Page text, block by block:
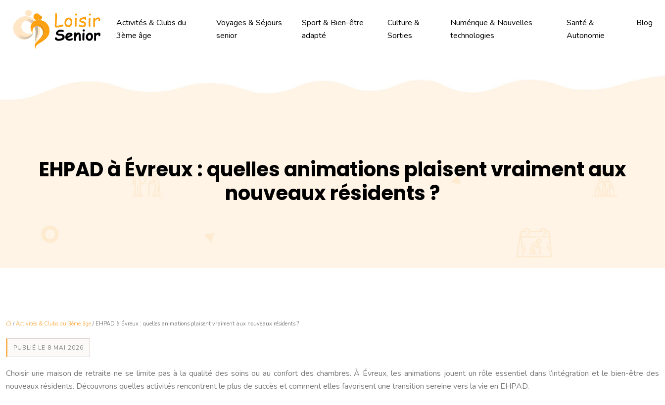
Activités & Clubs du
3ème âge
Voyages & Séjours
senior
Sport & Bien-être
adapté
Culture &
Sorties
Numérique & Nouvelles
technologies
Santé &
Autonomie
Blog
EHPAD à Évreux : quelles animations plaisent vraiment aux
nouveaux résidents ?
/ Activités & Clubs du 3ème âge / EHPAD à Évreux : quelles animations plaisent vraiment aux nouveaux résidents ?
PUBLIÉ LE 8 MAI 2026
Choisir une maison de retraite ne se limite pas à la qualité des soins ou au confort des chambres. À Évreux, les animations jouent un rôle essentiel dans l’intégration et le bien-être des
nouveaux résidents. Découvrons quelles activités rencontrent le plus de succès et comment elles favorisent une transition sereine vers la vie en EHPAD.